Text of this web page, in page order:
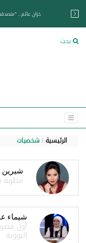
خزان عائم..
بحث
الرئيسية شخصيات
شيرين
مطربة
شيماء
أول
النووية